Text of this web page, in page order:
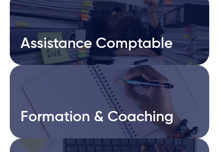
Assistance Comptable
Assistance Comptable
Formation & Coaching
Formation & Coaching